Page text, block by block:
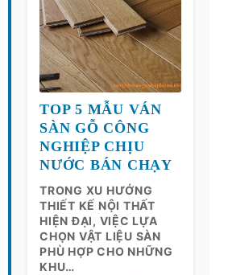
TOP 5 MẪU VÁN
SÀN GỖ CÔNG
NGHIỆP CHỊU
NƯỚC BÁN CHẠY
TRONG XU HƯỚNG
THIẾT KẾ NỘI THẤT
HIỆN ĐẠI, VIỆC LỰA
CHỌN VẬT LIỆU SÀN
PHÙ HỢP CHO NHỮNG
KHU…